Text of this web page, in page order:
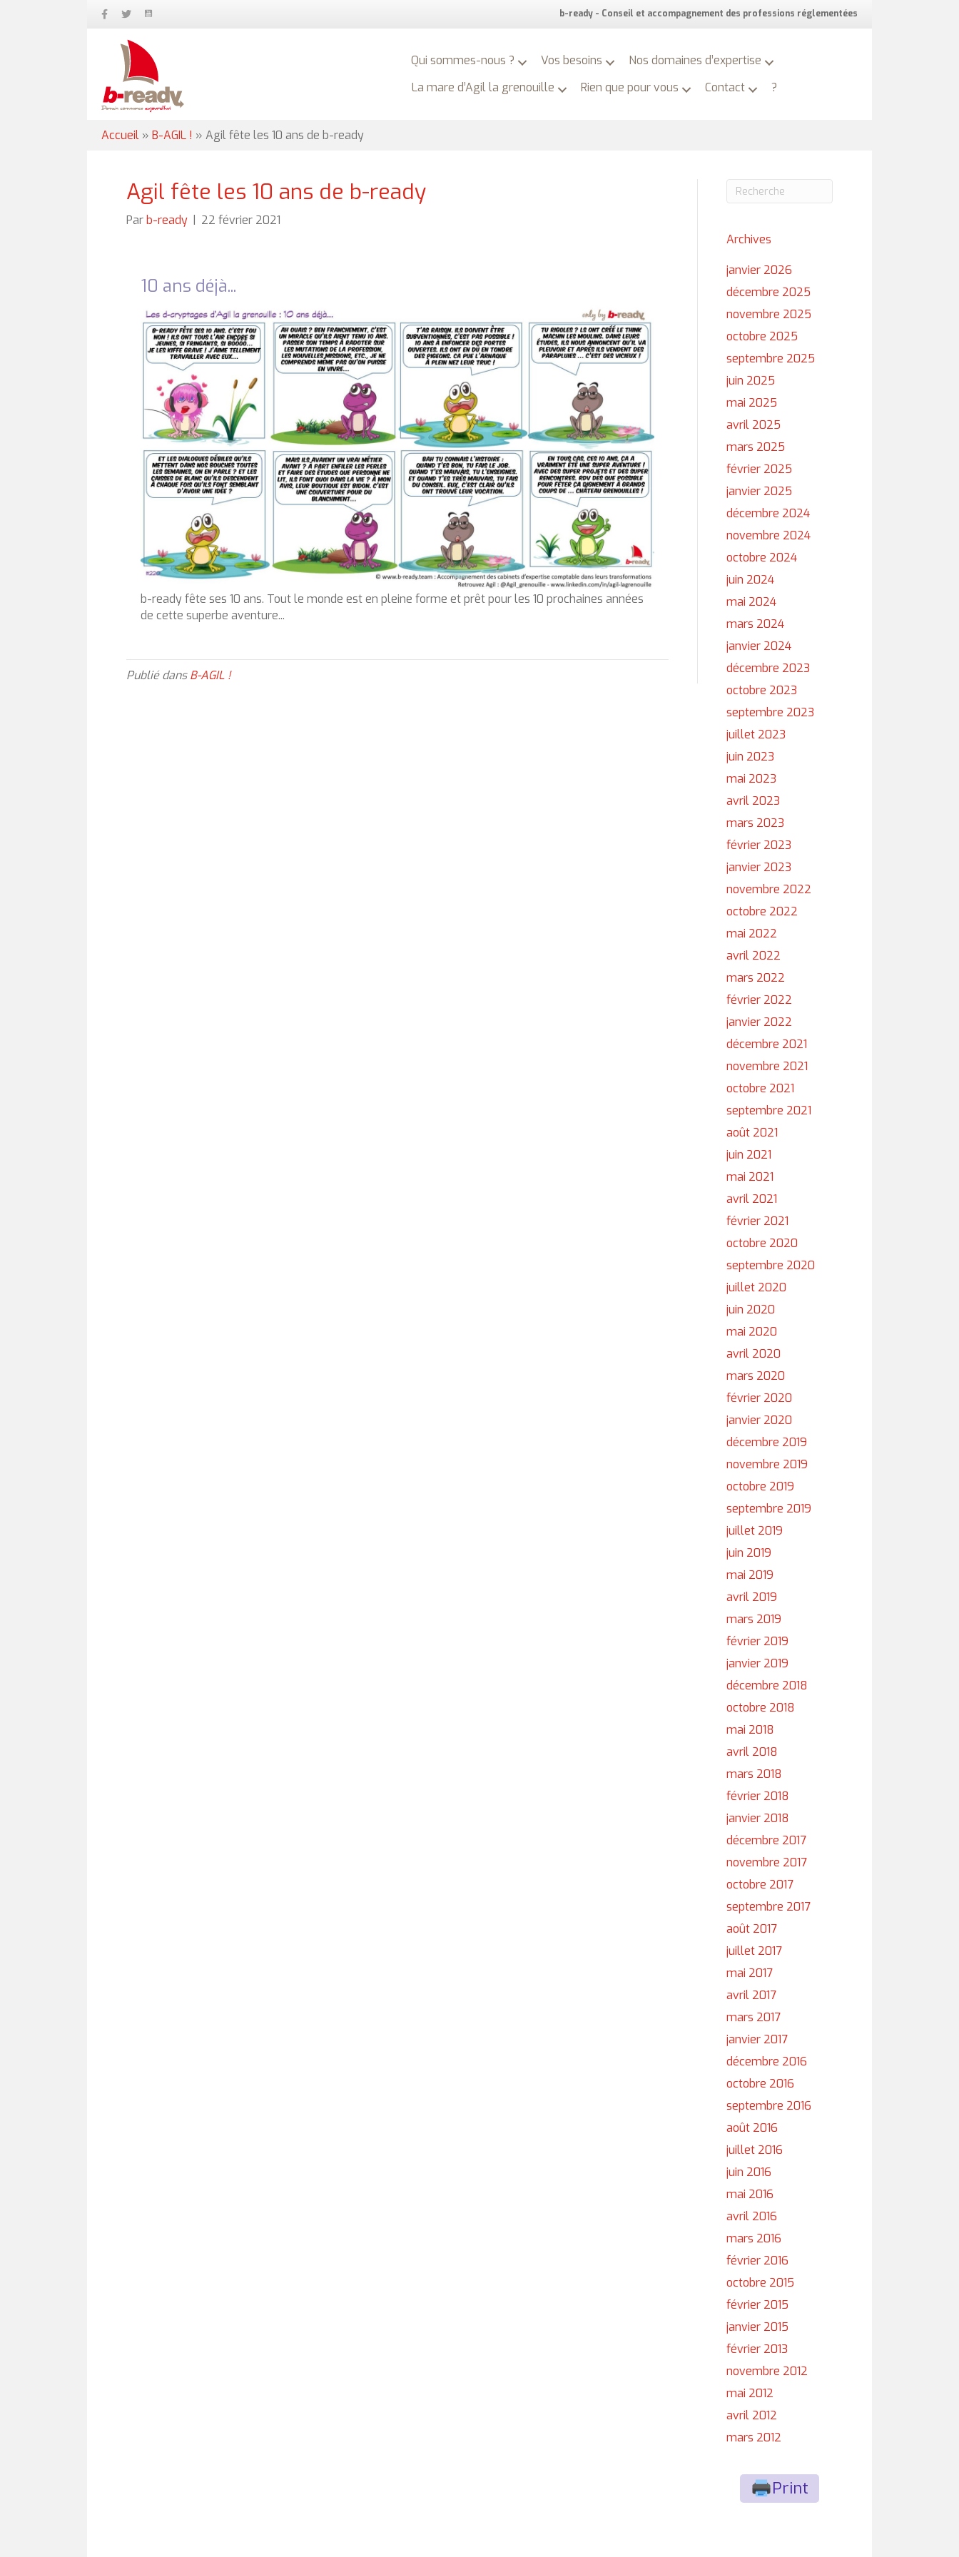
b-ready - Conseil et accompagnement des professions réglementées
Qui sommes-nous ? Vos besoins
Nos domaines d’expertise
La mare d’Agil la grenouille
Rien que pour vous Contact ?
Accueil » B-AGIL ! » Agil fête les 10 ans de b-ready
Agil fête les 10 ans de b-ready
Par b-ready 22 février 2021
10 ans déjà...
b-ready fête ses 10 ans. Tout le monde est en pleine forme et prêt pour les 10 prochaines années
de cette superbe aventure...
Publié dansB-AGIL !
Archives
janvier 2026
décembre 2025
novembre 2025
octobre 2025
septembre 2025
juin 2025
mai 2025
avril 2025
mars 2025
février 2025
janvier 2025
décembre 2024
novembre 2024
octobre 2024
juin 2024
mai 2024
mars 2024
janvier 2024
décembre 2023
octobre 2023
septembre 2023
juillet 2023
juin 2023
mai 2023
avril 2023
mars 2023
février 2023
janvier 2023
novembre 2022
octobre 2022
mai 2022
avril 2022
mars 2022
février 2022
janvier 2022
décembre 2021
novembre 2021
octobre 2021
septembre 2021
août 2021
juin 2021
mai 2021
avril 2021
février 2021
octobre 2020
septembre 2020
juillet 2020
juin 2020
mai 2020
avril 2020
mars 2020
février 2020
janvier 2020
décembre 2019
novembre 2019
octobre 2019
septembre 2019
juillet 2019
juin 2019
mai 2019
avril 2019
mars 2019
février 2019
janvier 2019
décembre 2018
octobre 2018
mai 2018
avril 2018
mars 2018
février 2018
janvier 2018
décembre 2017
novembre 2017
octobre 2017
septembre 2017
août 2017
juillet 2017
mai 2017
avril 2017
mars 2017
janvier 2017
décembre 2016
octobre 2016
septembre 2016
août 2016
juillet 2016
juin 2016
mai 2016
avril 2016
mars 2016
février 2016
octobre 2015
février 2015
janvier 2015
février 2013
novembre 2012
mai 2012
avril 2012
mars 2012
Print